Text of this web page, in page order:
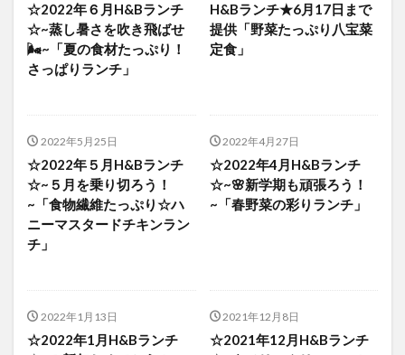
☆2022年６月H&Bランチ
☆~蒸し暑さを吹き飛ばせ
🌬~「夏の食材たっぷり！
さっぱりランチ」
H&Bランチ★6月17日まで
提供「野菜たっぷり八宝菜
定食」
2022年5月25日
☆2022年５月H&Bランチ
☆~５月を乗り切ろう！
~「食物繊維たっぷり☆ハ
ニーマスタードチキンラン
チ」
2022年4月27日
☆2022年4月H&Bランチ
☆~🌸新学期も頑張ろう！
~「春野菜の彩りランチ」
2022年1月13日
☆2022年1月H&Bランチ
2021年12月8日
☆2021年12月H&Bランチ